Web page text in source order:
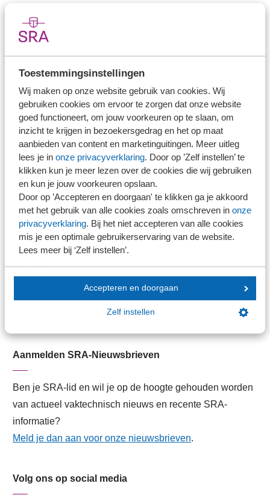
Toestemmingsinstellingen
Wij maken op onze website gebruik van cookies. Wij
gebruiken cookies om ervoor te zorgen dat onze website
goed functioneert, om jouw voorkeuren op te slaan, om
inzicht te krijgen in bezoekersgedrag en het op maat
aanbieden van content en marketinguitingen. Meer uitleg
lees je in onze privacyverklaring. Door op ’Zelf instellen’ te
klikken kun je meer lezen over de cookies die wij gebruiken
en kun je jouw voorkeuren opslaan.
Door op ’Accepteren en doorgaan' te klikken ga je akkoord
met het gebruik van alle cookies zoals omschreven in onze
privacyverklaring. Bij het niet accepteren van alle cookies
mis je een optimale gebruikerservaring van de website.
Lees meer bij ‘Zelf instellen’.
Accepteren en doorgaan
Zelf instellen
Stel je vaktechnische vraag
Dossiers
Kantoorvinder
Nieuwsbank
Handige links
Veilig bestanden delen
SRA-gecertificeerd
Werken bij SRA
Lid worden
Contact
Contactformulier
Aanmelden SRA-Nieuwsbrieven
Ben je SRA-lid en wil je op de hoogte gehouden worden
van actueel vaktechnisch nieuws en recente SRA-
informatie?
Meld je dan aan voor onze nieuwsbrieven.
Volg ons op social media